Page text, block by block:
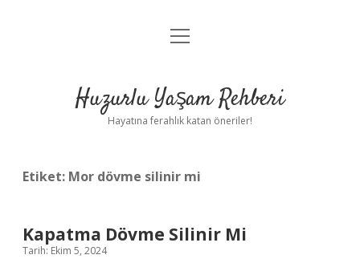
Anasayfa
Yasal Uyarı
menüyü
Huzurlu Yaşam Rehberi
Hayatına ferahlık katan öneriler!
Etiket: Mor dövme silinir mi
Kapatma Dövme Silinir Mi
Tarih: Ekim 5, 2024